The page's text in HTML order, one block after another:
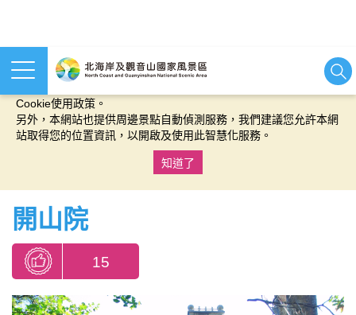
本網站使用cookies等相關技術以持續優化網站服務，並有助於為
Cookie使用政策。
另外，本網站也提供周邊景點自動偵測服務，我們建議您允許本網
站取得您的位置資訊，以開啟及使用此智慧化服務。
知道了
開山院
15